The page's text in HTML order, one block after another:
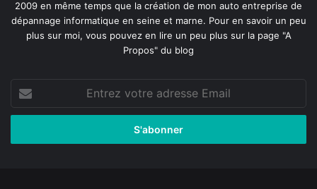
2009 en même temps que la création de mon auto entreprise de
dépannage informatique en seine et marne. Pour en savoir un peu
plus sur moi, vous pouvez en lire un peu plus sur la page "A
Propos" du blog
Entrez
votre
adresse